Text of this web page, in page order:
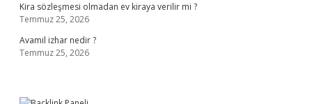
Kira sözleşmesi olmadan ev kiraya verilir mi ?
Temmuz 25, 2026
Avamil izhar nedir ?
Temmuz 25, 2026